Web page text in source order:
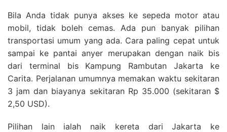
Bila Anda tidak punya akses ke sepeda motor atau
mobil, tidak boleh cemas. Ada pun banyak pilihan
transportasi umum yang ada. Cara paling cepat untuk
sampai ke pantai anyer merupakan dengan naik bis
dari terminal bis Kampung Rambutan Jakarta ke
Carita. Perjalanan umumnya memakan waktu sekitaran
3 jam dan biayanya sekitaran Rp 35.000 (sekitaran $
2,50 USD).
Pilihan lain ialah naik kereta dari Jakarta ke